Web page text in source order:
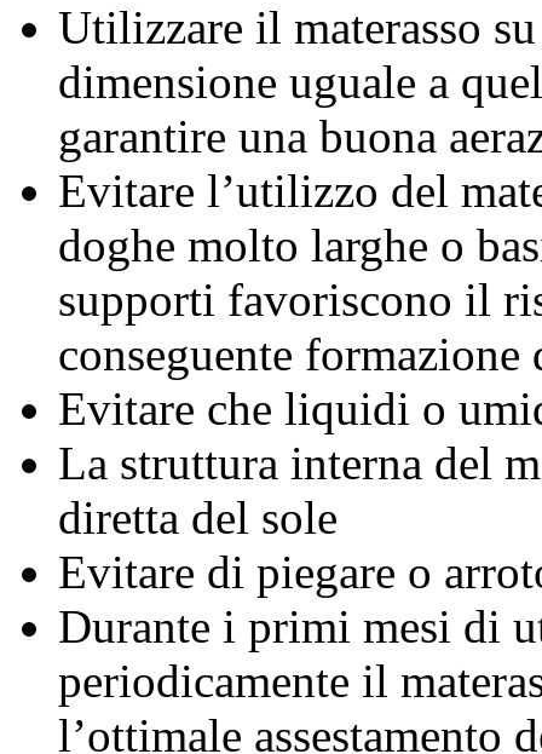
Utilizzare il materasso
dimensione uguale a
garantire una buona
Evitare l’utilizzo del
doghe molto larghe o
supporti favoriscono il
conseguente
Evitare che liquidi o
La struttura interna del
diretta del sole
Evitare di piegare o
Durante i primi mesi di
periodicamente il
l’ottimale assestamento